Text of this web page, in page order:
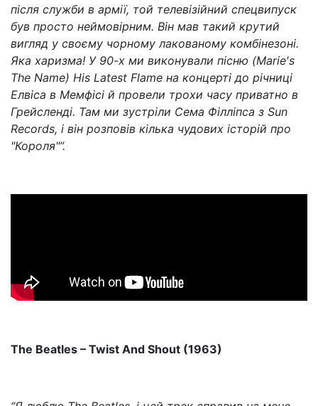
після служби в армії, той телевізійний спецвипуск
був просто неймовірним. Він мав такий крутий
вигляд у своєму чорному лакованому комбінезоні.
Яка харизма! У 90-х ми виконували пісню (Marie's
The Name) His Latest Flame на концерті до річниці
Елвіса в Мемфісі й провели трохи часу приватно в
Грейсленді. Там ми зустріли Сема Філліпса з Sun
Records, і він розповів кілька чудових історій про
"Короля"”.
The Beatles – Twist And Shout (1963)